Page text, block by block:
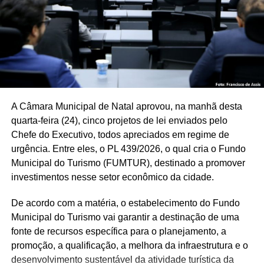
Hospital dos Pescadores, a garantia de abastecimento de
medicações e de materiais básicos e, também, a questão
da saúde mental com a criação de dois novos centros de
convivência e de dois novos CAPS”, ressaltou Daniel
Valença.
455/2026, enviado pelo Executivo, o qual reestrutura a
carreira dos agentes de fiscalização dos transportes
coletivos da STTU, que passarão a ser denominados
como Agentes de Trânsito e Transportes. Além disso, a
matéria alterou a escolaridade necessária para o
exercício da função, a jornada de trabalho, a estrutura
Entre os pontos modificados pelo projeto destacam-se a
instituição dos regimes de 120 e 160 horas mensais, a
instituição de mecanismos de progressão na carreira, a
A Câmara Municipal de Natal aprovou, na manhã desta
quarta-feira (24), cinco projetos de lei enviados pelo
Chefe do Executivo, todos apreciados em regime de
urgência. Entre eles, o PL 439/2026, o qual cria o Fundo
Municipal do Turismo (FUMTUR), destinado a promover
investimentos nesse setor econômico da cidade.
De acordo com a matéria, o estabelecimento do Fundo
Municipal do Turismo vai garantir a destinação de uma
fonte de recursos específica para o planejamento, a
promoção, a qualificação, a melhora da infraestrutura e o
desenvolvimento sustentável da atividade turística da